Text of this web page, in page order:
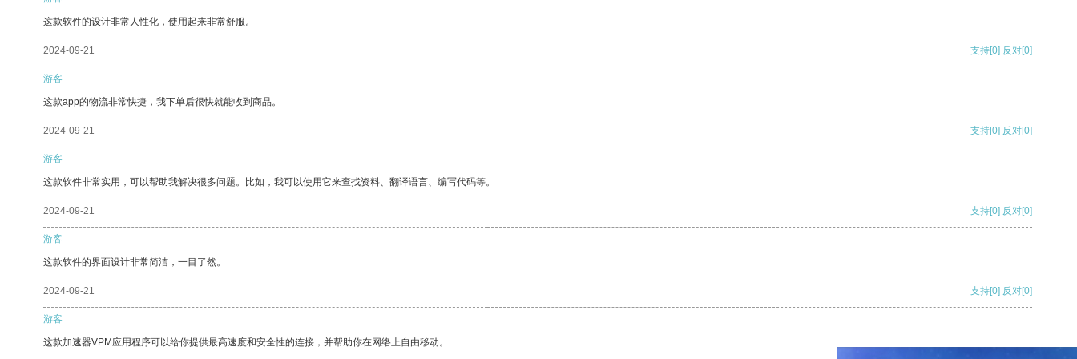
这款软件的设计非常人性化，使用起来非常舒服。
2024-09-21 支持[0] 反对[0]
游客
这款app的物流非常快捷，我下单后很快就能收到商品。
2024-09-21 支持[0] 反对[0]
游客
这款软件非常实用，可以帮助我解决很多问题。比如，我可以使用它来查找资料、翻译语言、编写代码等。
2024-09-21 支持[0] 反对[0]
游客
这款软件的界面设计非常简洁，一目了然。
2024-09-21 支持[0] 反对[0]
游客
这款加速器VPM应用程序可以给你提供最高速度和安全性的连接，并帮助你在网络上自由移动。